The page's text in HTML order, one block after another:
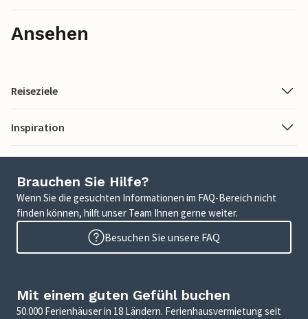
Ansehen
Reiseziele
Inspiration
Brauchen Sie Hilfe?
Wenn Sie die gesuchten Informationen im FAQ-Bereich nicht
finden können, hilft unser Team Ihnen gerne weiter.
Besuchen Sie unsere FAQ
Mit einem guten Gefühl buchen
50.000 Ferienhäuser in 18 Ländern. Ferienhausvermietung seit